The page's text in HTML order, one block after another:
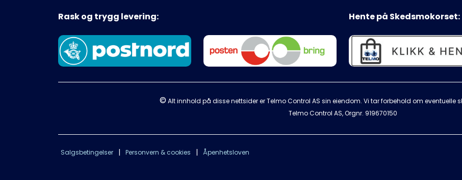
Rask og trygg levering: Hente på Skedsmokorset:
©Alt innhold på disse nettsider er Telmo Control AS sin eiendom. Vi tar forbehold om eventuelle
Telmo Control AS, Orgnr. 919670150
Salgsbetingelser | Personvern & cookies | Åpenhetsloven